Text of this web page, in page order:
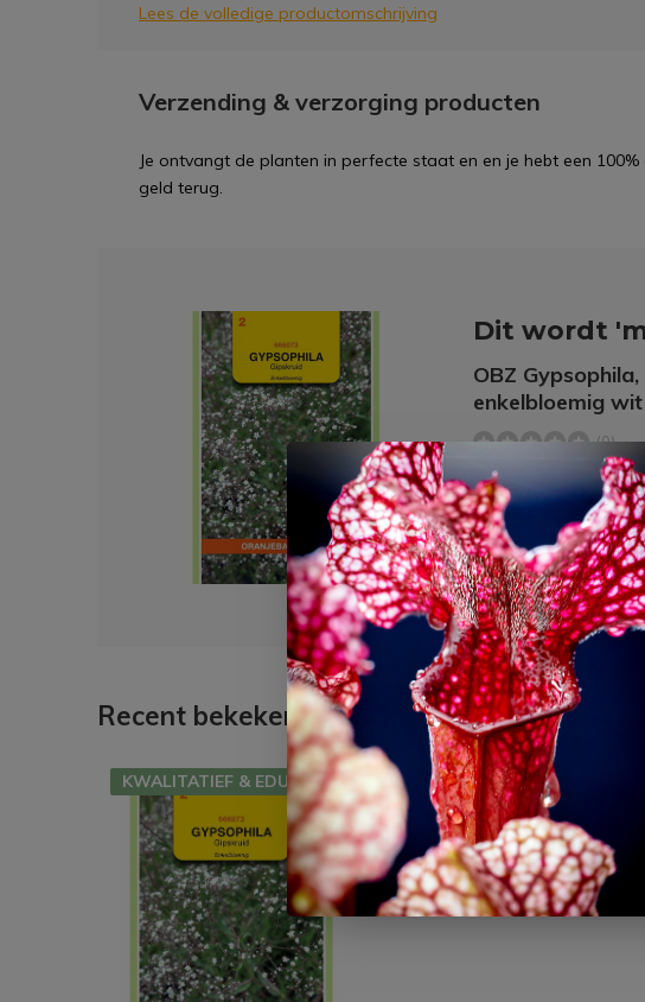
Lees de volledige productomschrijving
Verzending & verzorging producten
Je ontvangt de planten in perfecte staat en en je hebt een
geld terug.
Dit wordt
OBZ
enkelbloemig wit
(0)
€ 2,99
Recent bekeken
KWALITATIEF & EDUCATIEF